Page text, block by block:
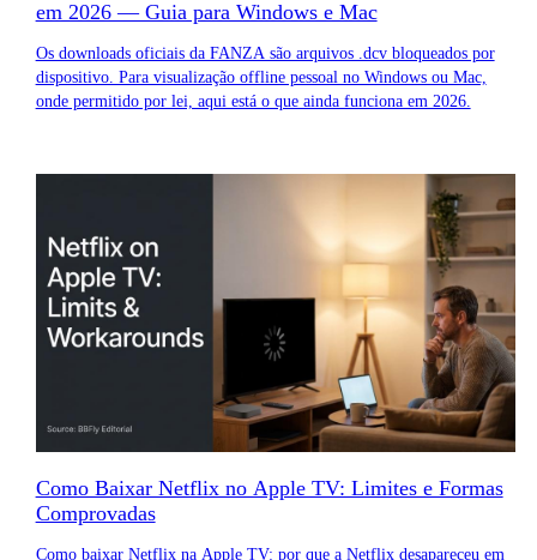
em 2026 — Guia para Windows e Mac
Os downloads oficiais da FANZA são arquivos .dcv bloqueados por
dispositivo. Para visualização offline pessoal no Windows ou Mac,
onde permitido por lei, aqui está o que ainda funciona em 2026.
Como Baixar Netflix no Apple TV: Limites e Formas
Comprovadas
Como baixar Netflix na Apple TV: por que a Netflix desapareceu em